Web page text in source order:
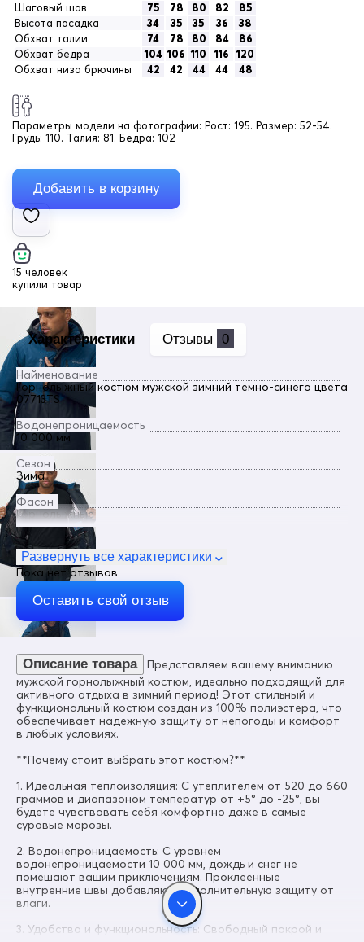
Шаговый шов
75 78 80 82
85
Высота посадка
34 35 35 36
38
Обхват талии
74 78 80 84
86
Обхват бедра
104 106 110 116
120
Обхват низа брючины
42 42 44 44 48
Параметры модели на фотографии: Рост: 195. Размер: 52-54.
Грудь: 110. Талия: 81. Бёдра: 102
15 человек
купили товар
Характеристики Отзывы 0
Найменование
Горнолыжный костюм мужской зимний темно-синего цвета
07713TS
Водонепроницаемость
10 000 мм
Сезон
Зима
Фасон
Горнолыжные
Пол
Мужской
Цвет
Темно-синий
Материал
Мембранные материалы, Полиэстер, Плащевка, Тефлон
Состав
100% полиэстер
Материал подкладки куртки
Флис/Полиэстер/Фольгированная ткань
Материал подкладки капюшона
Фольгированная ткань
Материал подкладки полукомбинезона
Ткань/Полиэстер
Материал подкладки воротника
Флис/Полиэстер
Коллекция
Осень-зима 2025
Материал наполнителя
Синтепон
Диапазон температур °С
от + 5° до -25°
Развернуть все характеристики
Пока нет отзывов
Оставить свой отзыв
Описание товара
Представляем вашему вниманию
мужской горнолыжный костюм, идеально подходящий для
активного отдыха в зимний период! Этот стильный и
функциональный костюм создан из 100% полиэстера, что
обеспечивает надежную защиту от непогоды и комфорт
в любых условиях.
**Почему стоит выбрать этот костюм?**
1. Идеальная теплоизоляция: С утеплителем от 520 до 660
граммов и диапазоном температур от +5° до -25°, вы
будете чувствовать себя комфортно даже в самые
суровые морозы.
2. Водонепроницаемость: С уровнем
водонепроницаемости 10 000 мм, дождь и снег не
помешают вашим приключениям. Проклеенные
внутренние швы добавляют дополнительную защиту от
влаги.
3. Удобство и функциональность: Свободный покрой и